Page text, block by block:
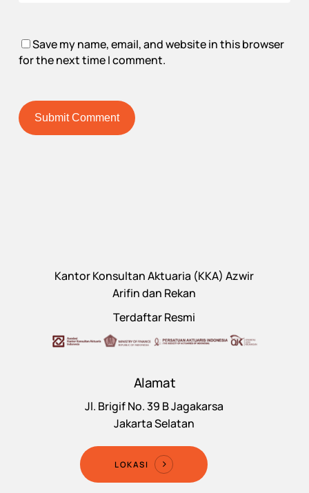
Save my name, email, and website in this browser
for the next time I comment.
Kantor Konsultan Aktuaria (KKA) Azwir
Arifin dan Rekan
Terdaftar Resmi
Alamat
Jl. Brigif No. 39 B Jagakarsa
Jakarta Selatan
LOKASI